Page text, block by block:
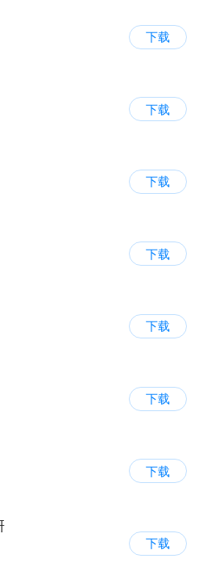
下载
下载
下载
下载
下载
下载
下载
下载